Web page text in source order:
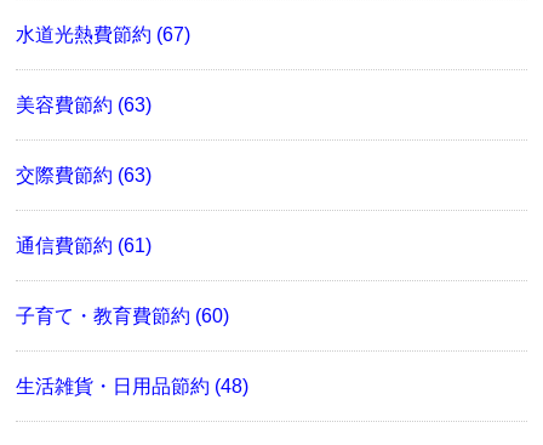
水道光熱費節約 (67)
美容費節約 (63)
交際費節約 (63)
通信費節約 (61)
子育て・教育費節約 (60)
生活雑貨・日用品節約 (48)